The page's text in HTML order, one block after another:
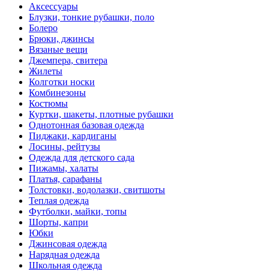
Аксессуары
Блузки, тонкие рубашки, поло
Болеро
Брюки, джинсы
Вязаные вещи
Джемпера, свитера
Жилеты
Колготки носки
Комбинезоны
Костюмы
Куртки, шакеты, плотные рубашки
Однотонная базовая одежда
Пиджаки, кардиганы
Лосины, рейтузы
Одежда для детского сада
Пижамы, халаты
Платья, сарафаны
Толстовки, водолазки, свитшоты
Теплая одежда
Футболки, майки, топы
Шорты, капри
Юбки
Джинсовая одежда
Нарядная одежда
Школьная одежда